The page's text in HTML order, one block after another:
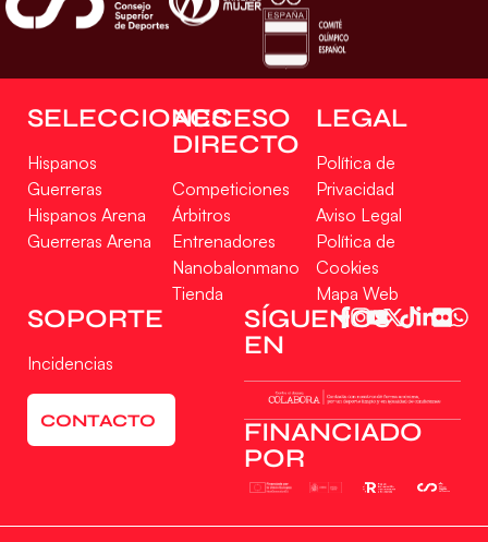
SELECCIONES
Hispanos
Guerreras
Hispanos Arena
Guerreras Arena
ACCESO
DIRECTO
Competiciones
Árbitros
Entrenadores
Nanobalonmano
Tienda
LEGAL
Política de
Privacidad
Aviso Legal
Política de
Cookies
Mapa Web
SOPORTE
Incidencias
CONTACTO
SÍGUENOS
EN
FINANCIADO
POR